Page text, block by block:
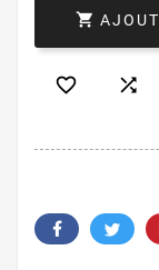

 